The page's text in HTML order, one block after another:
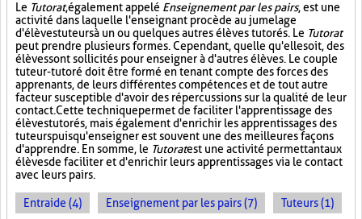
Le Tutorat, également appelé Enseignement par les pairs, est une
activité dans laquelle l'enseignant procède au jumelage
d'élèves tuteurs à un ou quelques autres élèves tutorés. Le Tutorat
peut prendre plusieurs formes. Cependant, quelle qu'elle soit, des
élèves sont sollicités pour enseigner à d'autres élèves. Le couple
tuteur-tutoré doit être formé en tenant compte des forces des
apprenants, de leurs différentes compétences et de tout autre
facteur susceptible d'avoir des répercussions sur la qualité de leur
contact. Cette technique permet de faciliter l'apprentissage des
élèves tutorés, mais également d'enrichir les apprentissages des
tuteurs puisqu'enseigner est souvent une des meilleures façons
d'apprendre. En somme, le Tutoratest une activité permettant aux
élèves de faciliter et d'enrichir leurs apprentissages via le contact
avec leurs pairs.
Entraide (4) Enseignement par les pairs (7) Tuteurs (1)